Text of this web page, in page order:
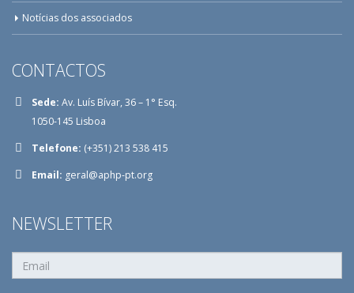
Notícias dos associados
CONTACTOS
Sede: Av. Luís Bívar, 36 – 1° Esq.
1050-145 Lisboa
Telefone: (+351) 213 538 415
Email: geral@aphp-pt.org
NEWSLETTER